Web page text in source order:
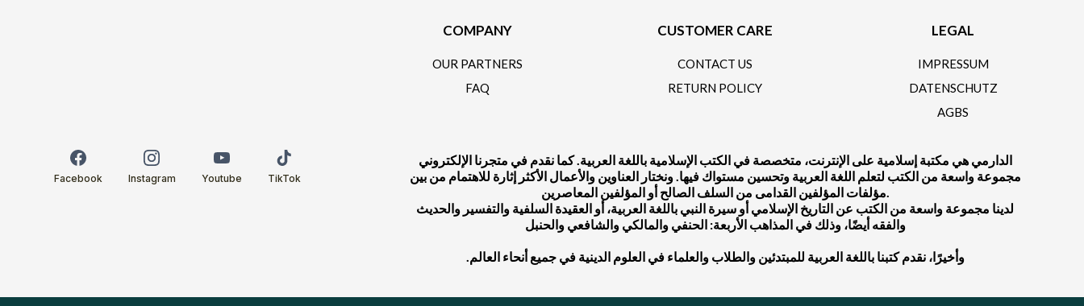
Facebook Instagram Youtube TikTok
COMPANY
OUR PARTNERS
FAQ
CUSTOMER CARE
CONTACT US
RETURN POLICY
LEGAL
IMPRESSUM
DATENSCHUTZ
AGBS
الدارمي هي مكتبة إسلامية على الإنترنت، متخصصة في الكتب الإسلامية باللغة العربية. كما نقدم في متجرنا الإلكتروني
مجموعة واسعة من الكتب لتعلم اللغة العربية وتحسين مستواك فيها. ونختار العناوين والأعمال الأكثر إثارة للاهتمام من بين
مؤلفات المؤلفين القدامى من السلف الصالح أو المؤلفين المعاصرين.
لدينا مجموعة واسعة من الكتب عن التاريخ الإسلامي أو سيرة النبي باللغة العربية، أو العقيدة السلفية والتفسير والحديث
والفقه أيضًا، وذلك في المذاهب الأربعة: الحنفي والمالكي والشافعي والحنبل
.وأخيرًا، نقدم كتبنا باللغة العربية للمبتدئين والطلاب والعلماء في العلوم الدينية في جميع أنحاء العالم